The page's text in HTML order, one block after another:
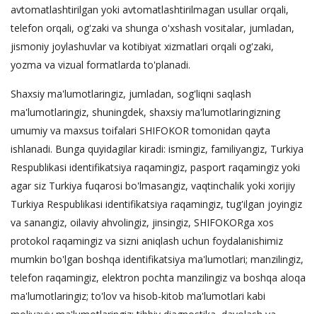
avtomatlashtirilgan yoki avtomatlashtirilmagan usullar orqali,
telefon orqali, og'zaki va shunga o'xshash vositalar, jumladan,
jismoniy joylashuvlar va kotibiyat xizmatlari orqali og'zaki,
yozma va vizual formatlarda to'planadi.
Shaxsiy ma'lumotlaringiz, jumladan, sog'liqni saqlash
ma'lumotlaringiz, shuningdek, shaxsiy ma'lumotlaringizning
umumiy va maxsus toifalari SHIFOKOR tomonidan qayta
ishlanadi. Bunga quyidagilar kiradi: ismingiz, familiyangiz, Turkiya
Respublikasi identifikatsiya raqamingiz, pasport raqamingiz yoki
agar siz Turkiya fuqarosi bo'lmasangiz, vaqtinchalik yoki xorijiy
Turkiya Respublikasi identifikatsiya raqamingiz, tug'ilgan joyingiz
va sanangiz, oilaviy ahvolingiz, jinsingiz, SHIFOKORga xos
protokol raqamingiz va sizni aniqlash uchun foydalanishimiz
mumkin bo'lgan boshqa identifikatsiya ma'lumotlari; manzilingiz,
telefon raqamingiz, elektron pochta manzilingiz va boshqa aloqa
ma'lumotlaringiz; to'lov va hisob-kitob ma'lumotlari kabi